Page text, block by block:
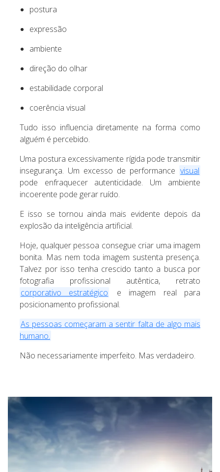
postura
expressão
ambiente
direção do olhar
estabilidade corporal
coerência visual
Tudo isso influencia diretamente na forma como
alguém é percebido.
Uma postura excessivamente rígida pode transmitir
insegurança. Um excesso de performance visual
pode enfraquecer autenticidade. Um ambiente
incoerente pode gerar ruído.
E isso se tornou ainda mais evidente depois da
explosão da inteligência artificial.
Hoje, qualquer pessoa consegue criar uma imagem
bonita. Mas nem toda imagem sustenta presença.
Talvez por isso tenha crescido tanto a busca por
fotografia profissional autêntica, retrato
corporativo estratégico
e imagem real para
posicionamento profissional.
As pessoas começaram a sentir falta de algo mais
humano.
Não necessariamente imperfeito. Mas verdadeiro.